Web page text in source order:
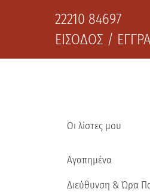
22210 84697
ΕΙΣΟΔΟΣ /
Οι λίστες μου
Αγαπημένα
Διεύθυνση & Ώρα